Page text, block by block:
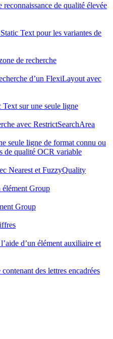
reconnaissance de qualité élevée
Text pour les variantes de
de recherche
d’un FlexiLayout avec
Text sur une seule ligne
avec RestrictSearchArea
seule ligne de format connu ou
de qualité OCR variable
Nearest et FuzzyQuality
élément Group
Group
d’un élément auxiliaire et
des lettres encadrées